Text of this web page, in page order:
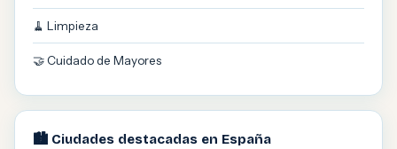
🧹 Limpieza
🤝 Cuidado de Mayores
🏙️ Ciudades destacadas en España